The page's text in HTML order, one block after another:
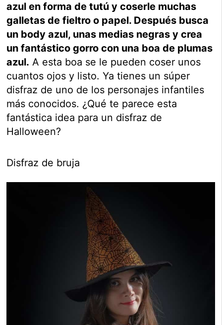
azul en forma de tutú y coserle muchas
galletas de fieltro o papel. Después busca
un body azul, unas medias negras y crea
un fantástico gorro con una boa de plumas
azul. A esta boa se le pueden coser unos
cuantos ojos y listo. Ya tienes un súper
disfraz de uno de los personajes infantiles
más conocidos. ¿Qué te parece esta
fantástica idea para un disfraz de
Halloween?
Disfraz de bruja